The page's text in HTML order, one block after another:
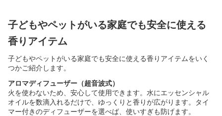
子どもやペットがいる家庭でも安全に使える
香りアイテム
子どもやペットがいる家庭でも安全に使える香りアイテムをいく
つかご紹介します。
アロマディフューザー（超音波式）
火を使わないため、安心して使用できます。水にエッセンシャル
オイルを数滴入れるだけで、ゆっくりと香りが広がります。タイ
マー付きのディフューザーを選べば、使いすぎも防げます。